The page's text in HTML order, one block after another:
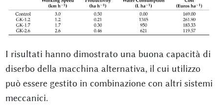
I risultati hanno dimostrato una buona capacità di
diserbo della macchina alternativa, il cui utilizzo
può essere gestito in combinazione con altri sistemi
meccanici.